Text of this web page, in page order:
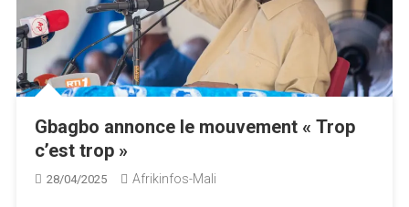
Gbagbo annonce le mouvement « Trop
c’est trop »
28/04/2025 Afrikinfos-Mali